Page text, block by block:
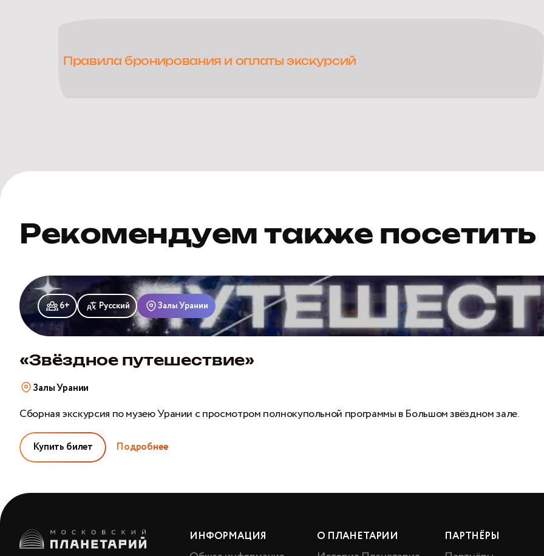
Правила бронирования и оплаты экскурсий
Рекомендуем также посетить
«Звёздное
путешествие»
6+ Русский Залы Урании
«Звёздное путешествие»
Залы Урании
Сборная экскурсия по музею Урании с просмотром полнокупольной программы в Большом звёздном зале.
Купить билет Подробнее
ИНФОРМАЦИЯ О ПЛАНЕТАРИИ ПАРТНЁРЫ